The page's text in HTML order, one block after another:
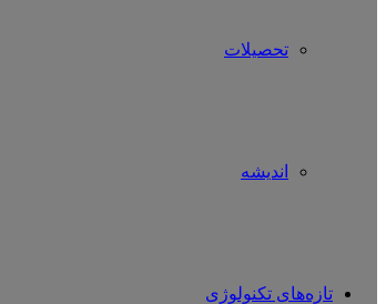
تحصیلات
اندیشه
تازه‌های تکنولوژی